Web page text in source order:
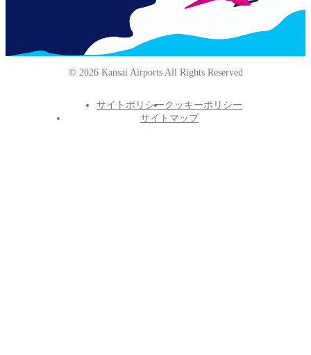
© 2026 Kansai Airports All Rights Reserved
サイトポリシークッキーポリシー
サイトマップ